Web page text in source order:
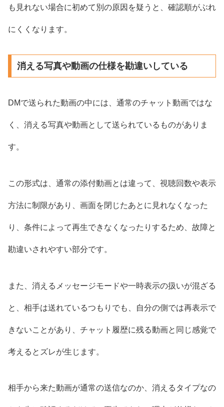
も見れない場合に初めて別の原因を疑うと、確認順がぶれ
にくくなります。
消える写真や動画の仕様を勘違いしている
DMで送られた動画の中には、通常のチャット動画ではな
く、消える写真や動画として送られているものがありま
す。
この形式は、通常の添付動画とは違って、視聴回数や表示
方法に制限があり、画面を閉じたあとに見れなくなった
り、条件によって再生できなくなったりするため、故障と
勘違いされやすい部分です。
また、消えるメッセージモードや一時表示の扱いが混ざる
と、相手は送れているつもりでも、自分の側では再表示で
きないことがあり、チャット履歴に残る動画と同じ感覚で
考えるとズレが生じます。
相手から来た動画が通常の送信なのか、消えるタイプなの